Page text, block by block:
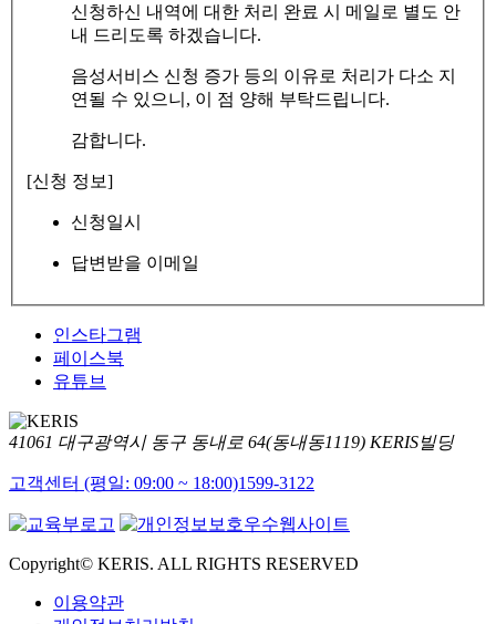
신청하신 내역에 대한 처리 완료 시 메일로 별도 안
내 드리도록 하겠습니다.
음성서비스 신청 증가 등의 이유로 처리가 다소 지
연될 수 있으니, 이 점 양해 부탁드립니다.
감합니다.
[신청 정보]
신청일시
답변받을 이메일
인스타그램
페이스북
유튜브
41061 대구광역시 동구 동내로 64(동내동1119) KERIS빌딩
고객센터 (평일: 09:00 ~ 18:00)1599-3122
Copyright© KERIS. ALL RIGHTS RESERVED
이용약관